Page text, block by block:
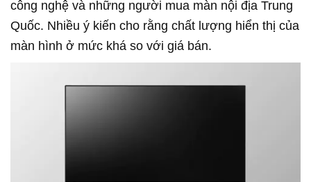
công nghệ và những người mua màn nội địa Trung
Quốc. Nhiều ý kiến cho rằng chất lượng hiển thị của
màn hình ở mức khá so với giá bán.